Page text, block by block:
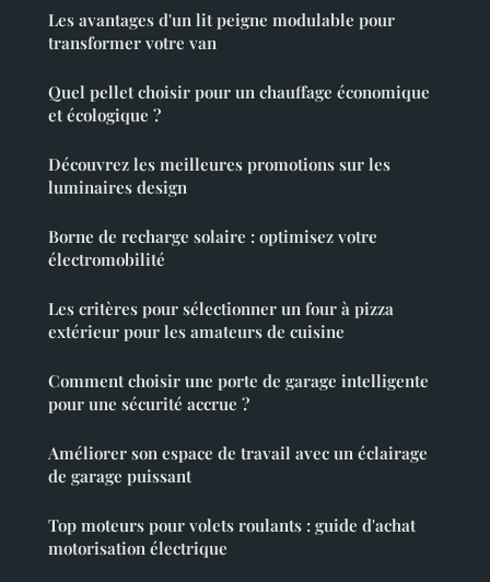
Les avantages d'un lit peigne modulable pour
transformer votre van
Quel pellet choisir pour un chauffage économique
et écologique ?
Découvrez les meilleures promotions sur les
luminaires design
Borne de recharge solaire : optimisez votre
électromobilité
Les critères pour sélectionner un four à pizza
extérieur pour les amateurs de cuisine
Comment choisir une porte de garage intelligente
pour une sécurité accrue ?
Améliorer son espace de travail avec un éclairage
de garage puissant
Top moteurs pour volets roulants : guide d'achat
motorisation électrique